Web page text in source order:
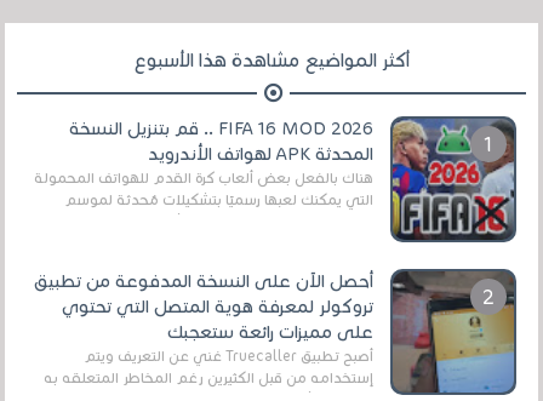
أكثر المواضيع مشاهدة هذا الأسبوع
FIFA 16 MOD 2026 .. قم بتنزيل النسخة
المحدثة APK لهواتف الأندرويد
هناك بالفعل بعض ألعاب كرة القدم للهواتف المحمولة
التي يمكنك لعبها رسميًا بتشكيلات مُحدثة لموسم
أحصل الآن على النسخة المدفوعة من تطبيق
تروكولر لمعرفة هوية المتصل التي تحتوي
على مميزات رائعة ستعجبك
أصبح تطبيق Truecaller غني عن التعريف ويتم
إستخدامه من قبل الكثيرين رغم المخاطر المتعلقه به